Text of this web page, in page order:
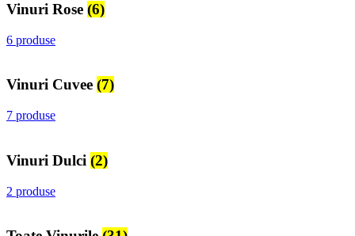
Vinuri Rose (6)
6 produse
Vinuri Cuvee (7)
7 produse
Vinuri Dulci (2)
2 produse